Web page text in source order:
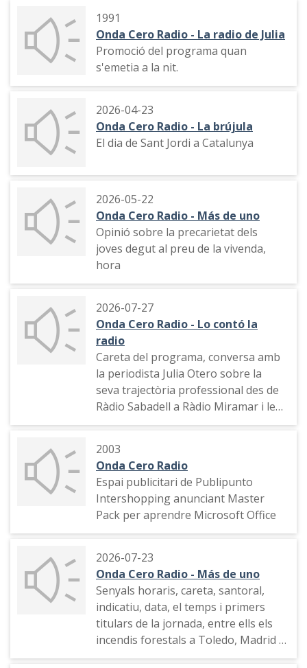
1991
Onda Cero Radio - La radio de Julia
Promoció del programa quan
s'emetia a la nit.
2026-04-23
Onda Cero Radio - La brújula
El dia de Sant Jordi a Catalunya
2026-05-22
Onda Cero Radio - Más de uno
Opinió sobre la precarietat dels
joves degut al preu de la vivenda,
hora
2026-07-27
Onda Cero Radio - Lo contó la
radio
Careta del programa, conversa amb
la periodista Julia Otero sobre la
seva trajectòria professional des de
Ràdio Sabadell a Ràdio Miramar i les
dues etapes a Onda Cero, passant
2003
Onda Cero Radio
Espai publicitari de Publipunto
Intershopping anunciant Master
Pack per aprendre Microsoft Office
2026-07-23
Onda Cero Radio - Más de uno
Senyals horaris, careta, santoral,
indicatiu, data, el temps i primers
titulars de la jornada, entre ells els
incendis forestals a Toledo, Madrid i
Guadalajara